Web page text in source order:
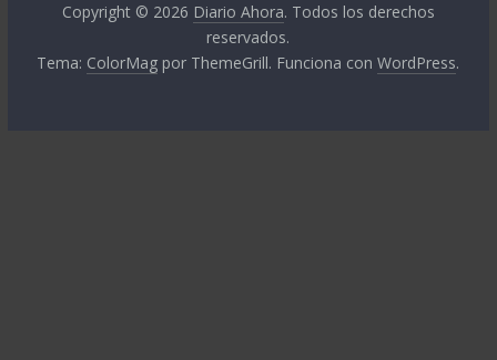
Copyright © 2026 Diario Ahora. Todos los derechos
reservados.
Tema: ColorMag por ThemeGrill. Funciona conWordPress.